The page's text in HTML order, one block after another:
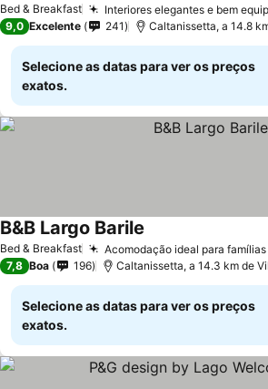
Bed & Breakfast Interiores elegantes e bem
9,0 Excelente 241 Caltanissetta, a 14.8
Selecione as datas para ver os preços
exatos.
Bed & Breakfast Acomodação ideal para famílias
B&B Largo Barile
7,8 Boa 196 Caltanissetta, a 14.3 km de
Selecione as datas para ver os preços
exatos.